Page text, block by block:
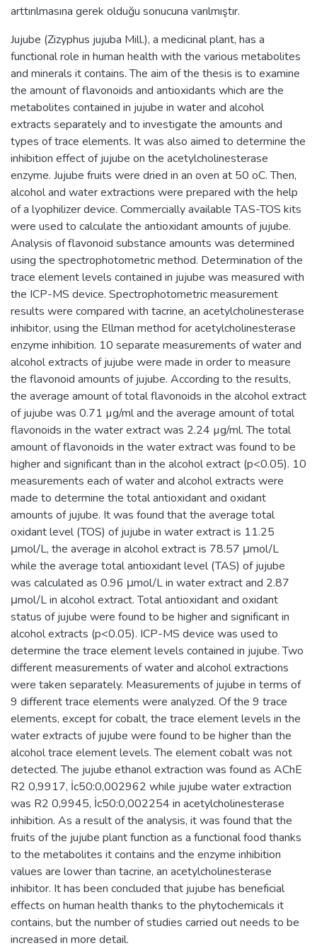
arttırılmasına gerek olduğu sonucuna varılmıştır.
Jujube (Zizyphus jujuba Mill.), a medicinal plant, has a
functional role in human health with the various metabolites
and minerals it contains. The aim of the thesis is to examine
the amount of flavonoids and antioxidants which are the
metabolites contained in jujube in water and alcohol
extracts separately and to investigate the amounts and
types of trace elements. It was also aimed to determine the
inhibition effect of jujube on the acetylcholinesterase
enzyme. Jujube fruits were dried in an oven at 50 oC. Then,
alcohol and water extractions were prepared with the help
of a lyophilizer device. Commercially available TAS-TOS kits
were used to calculate the antioxidant amounts of jujube.
Analysis of flavonoid substance amounts was determined
using the spectrophotometric method. Determination of the
trace element levels contained in jujube was measured with
the ICP-MS device. Spectrophotometric measurement
results were compared with tacrine, an acetylcholinesterase
inhibitor, using the Ellman method for acetylcholinesterase
enzyme inhibition. 10 separate measurements of water and
alcohol extracts of jujube were made in order to measure
the flavonoid amounts of jujube. According to the results,
the average amount of total flavonoids in the alcohol extract
of jujube was 0.71 µg/ml and the average amount of total
flavonoids in the water extract was 2.24 µg/ml. The total
amount of flavonoids in the water extract was found to be
higher and significant than in the alcohol extract (p<0.05). 10
measurements each of water and alcohol extracts were
made to determine the total antioxidant and oxidant
amounts of jujube. It was found that the average total
oxidant level (TOS) of jujube in water extract is 11.25
μmol/L, the average in alcohol extract is 78.57 μmol/L
while the average total antioxidant level (TAS) of jujube
was calculated as 0.96 μmol/L in water extract and 2.87
μmol/L in alcohol extract. Total antioxidant and oxidant
status of jujube were found to be higher and significant in
alcohol extracts (p<0.05). ICP-MS device was used to
determine the trace element levels contained in jujube. Two
different measurements of water and alcohol extractions
were taken separately. Measurements of jujube in terms of
9 different trace elements were analyzed. Of the 9 trace
elements, except for cobalt, the trace element levels in the
water extracts of jujube were found to be higher than the
alcohol trace element levels. The element cobalt was not
detected. The jujube ethanol extraction was found as AChE
R2 0,9917, İc50:0,002962 while jujube water extraction
was R2 0,9945, İc50:0,002254 in acetylcholinesterase
inhibition. As a result of the analysis, it was found that the
fruits of the jujube plant function as a functional food thanks
to the metabolites it contains and the enzyme inhibition
values are lower than tacrine, an acetylcholinesterase
inhibitor. It has been concluded that jujube has beneficial
effects on human health thanks to the phytochemicals it
contains, but the number of studies carried out needs to be
increased in more detail.